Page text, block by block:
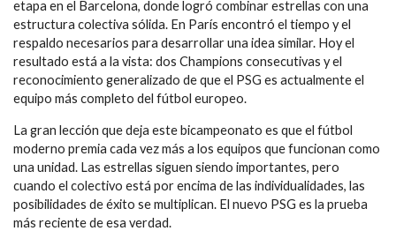
etapa en el Barcelona, donde logró combinar estrellas con una
estructura colectiva sólida. En París encontró el tiempo y el
respaldo necesarios para desarrollar una idea similar. Hoy el
resultado está a la vista: dos Champions consecutivas y el
reconocimiento generalizado de que el PSG es actualmente el
equipo más completo del fútbol europeo.
La gran lección que deja este bicampeonato es que el fútbol
moderno premia cada vez más a los equipos que funcionan como
una unidad. Las estrellas siguen siendo importantes, pero
cuando el colectivo está por encima de las individualidades, las
posibilidades de éxito se multiplican. El nuevo PSG es la prueba
más reciente de esa verdad.